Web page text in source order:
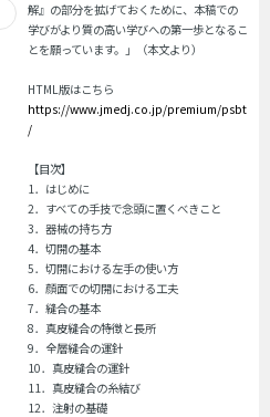
解』の部分を拡げておくために、本稿での
学びがより質の高い学びへの第一歩となるこ
とを願っています。」（本文より）
HTML版はこちら
https://www.jmedj.co.jp/premium/psbt
/
【目次】
1．はじめに
2．すべての手技で念頭に置くべきこと
3．器械の持ち方
4．切開の基本
5．切開における左手の使い方
6．顔面での切開における工夫
7．縫合の基本
8．真皮縫合の特徴と長所
9．全層縫合の運針
10．真皮縫合の運針
11．真皮縫合の糸結び
12．注射の基礎